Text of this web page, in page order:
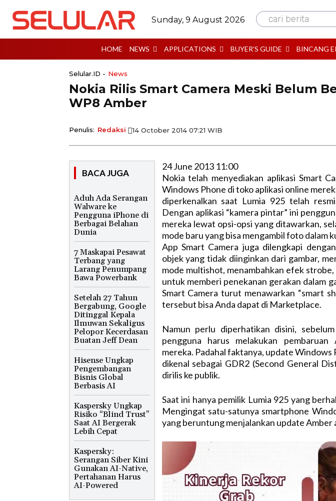
Sunday, 9 August 2026 cari berita
HOME NEWS APPLICATIONS BUYER’S GUIDE BINCANG
Selular.ID - News
Nokia Rilis Smart Camera Meski Belum
WP8 Amber
Penulis: Redaksi 14 October 2014 07:21 WIB
BACA JUGA
Aduh Ada Serangan
Walware ke
Pengguna iPhone di
Berbagai Belahan
Dunia
7 Maskapai Pesawat
Terbang yang
Larang Penumpang
Bawa Powerbank
Setelah 27 Tahun
Bergabung, Google
Ditinggal Kepala
Ilmuwan Sekaligus
Pelopor Kecerdasan
Buatan Jeff Dean
Hisense Ungkap
Pengembangan
Bisnis Global
Berbasis AI
Kaspersky Ungkap
Risiko “Blind Trust”
Saat AI Bergerak
Lebih Cepat
Kaspersky:
Serangan Siber Kini
Gunakan AI-Native,
Pertahanan Harus
AI-Powered
24 June 2013 11:00
Nokia telah menyediakan aplikasi Smart
Windows Phone di toko aplikasi online
diperkenalkan saat Lumia 925 telah
Dengan aplikasi “kamera pintar” ini
mereka lewat opsi-opsi yang ditawarkan,
mode baru yang bisa mengambil foto dalam
App Smart Camera juga dilengkapi
objek yang tidak diinginkan dari gambar,
mode multishot, menambahkan efek
untuk memberi penekanan gerakan dalam
Smart Camera turut menawarkan “smart
tersebut bisa Anda dapat di Marketplace.
Namun perlu diperhatikan disini,
pengguna harus melakukan
mereka. Padahal faktanya, update Windows
dikenal sebagai GDR2 (Second General
dirilis ke publik.
Saat ini hanya pemilik Lumia 925 yang
Mengingat satu-satunya smartphone
yang beruntung menjalankan update Amber